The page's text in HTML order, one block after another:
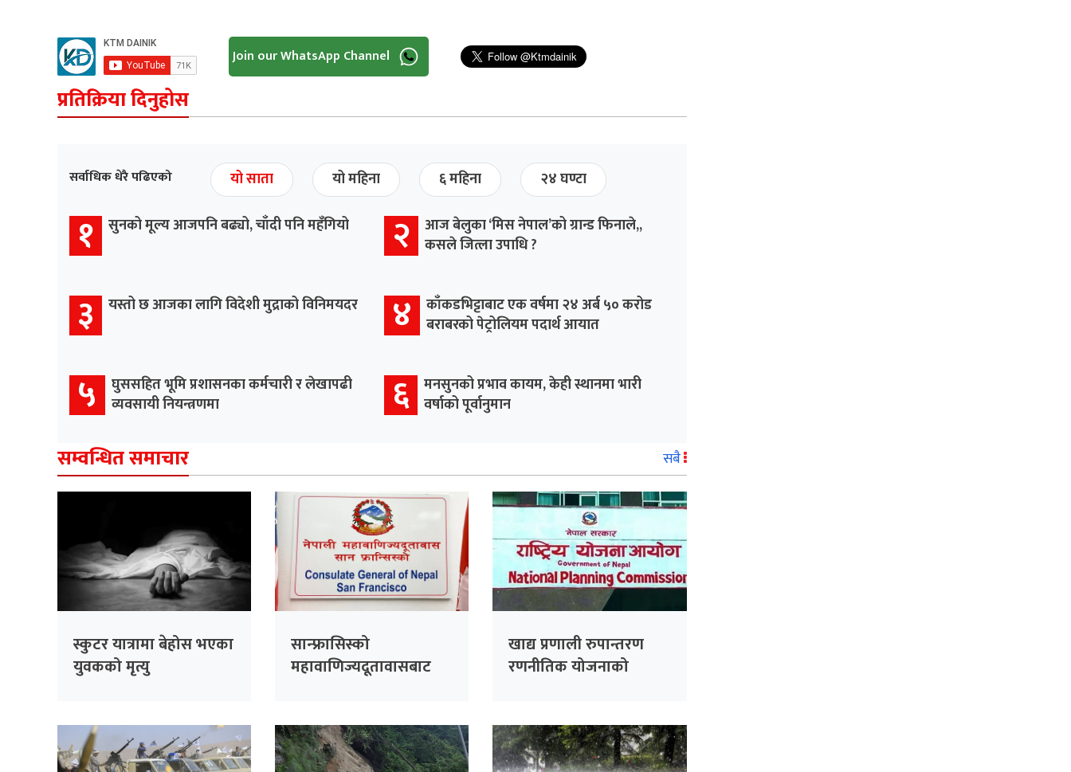
Join our WhatsApp Channel
प्रतिक्रिया दिनुहोस
सर्वाधिक धेरै पढिएको यो साता यो महिना ६ महिना २४ घण्टा
१ सुनको मूल्य आजपनि बढ्यो, चाँदी पनि महँगियो २ आज बेलुका ‘मिस नेपाल’को ग्रान्ड फिनाले,,
कसले जित्ला उपाधि ?
३ यस्तो छ आजका लागि विदेशी मुद्राको विनिमयदर ४ काँकडभिट्टाबाट एक वर्षमा २४ अर्ब ५० करोड
बराबरको पेट्रोलियम पदार्थ आयात
५ घुससहित भूमि प्रशासनका कर्मचारी र लेखापढी
व्यवसायी नियन्त्रणमा
६ मनसुनको प्रभाव कायम, केही स्थानमा भारी
वर्षाको पूर्वानुमान
सम्वन्धित समाचार सबै
स्कुटर यात्रामा बेहोस भएका
युवकको मृत्यु
सान्फ्रासिस्को
महावाणिज्यदूतावासबाट
खाद्य प्रणाली रुपान्तरण
रणनीतिक योजनाको